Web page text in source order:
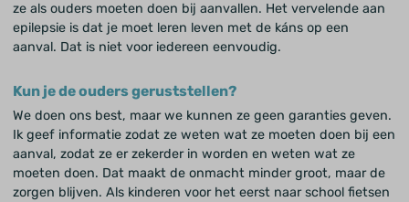
ze als ouders moeten doen bij aanvallen. Het vervelende aan
epilepsie is dat je moet leren leven met de káns op een
aanval. Dat is niet voor iedereen eenvoudig.
Kun je de ouders geruststellen?
We doen ons best, maar we kunnen ze geen garanties geven.
Ik geef informatie zodat ze weten wat ze moeten doen bij een
aanval, zodat ze er zekerder in worden en weten wat ze
moeten doen. Dat maakt de onmacht minder groot, maar de
zorgen blijven. Als kinderen voor het eerst naar school fietsen